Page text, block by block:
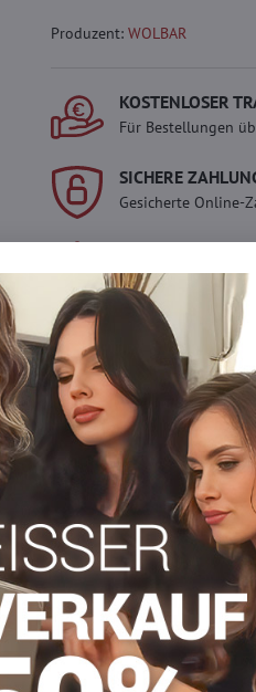
Produzent: WOLBAR
KOSTENLOSER
Für Bestellungen
SICHERE
Gesicherte Online-
Werden Sie Teil von
genießen Sie einen
Mitgliedervorteil
Der Vorteil wird
Warenkorb
Möchten Sie
haben?
Zögern Sie nicht, uns zu
info​@everlady​.eu